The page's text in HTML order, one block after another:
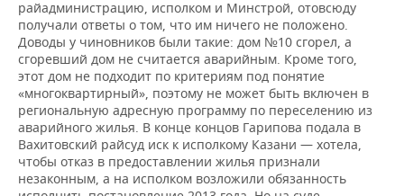
райадминистрацию, исполком и Минстрой, отовсюду
получали ответы о том, что им ничего не положено.
Доводы у чиновников были такие: дом №10 сгорел, а
сгоревший дом не считается аварийным. Кроме того,
этот дом не подходит по критериям под понятие
«многоквартирный», поэтому не может быть включен в
региональную адресную программу по переселению из
аварийного жилья. В конце концов Гарипова подала в
Вахитовский райсуд иск к исполкому Казани — хотела,
чтобы отказ в предоставлении жилья признали
незаконным, а на исполком возложили обязанность